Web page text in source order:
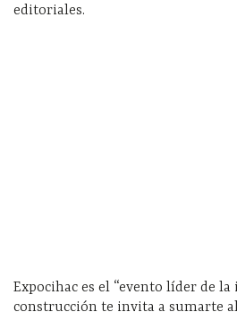
editoriales.
Expocihac es el “evento líder de
construcción te invita a sumarte